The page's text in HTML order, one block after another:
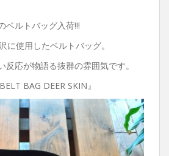
ベルトバッグ入荷!!!
に使用したベルトバッグ。
反応が物語る抜群の雰囲気です。
BAG DEER SKIN』